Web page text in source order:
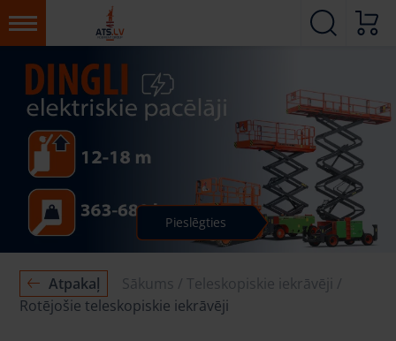
Pieslēgties
Atpakaļ Sākums
Teleskopiskie iekrāvēji
Rotējošie teleskopiskie iekrāvēji